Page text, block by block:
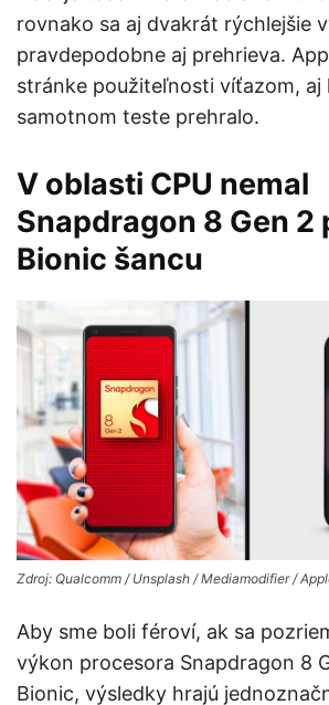
rovnako sa aj dvakrát rýchlejšie
pravdepodobne aj prehrieva.
stránke použiteľnosti víťazom, aj
samotnom teste prehralo.
V oblasti CPU nemal
Snapdragon 8 Gen 2
Bionic šancu
Zdroj: Qualcomm / Unsplash / Mediamodifier /
Aby sme boli féroví, ak sa
výkon procesora Snapdragon 8
Bionic, výsledky hrajú